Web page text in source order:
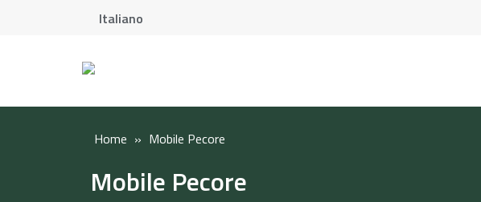
Italiano
Home » Mobile Pecore
Mobile Pecore